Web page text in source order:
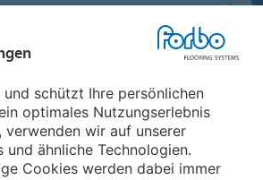
schützt Ihre persönlichen
optimales Nutzungserlebnis
verwenden wir auf unserer
und ähnliche Technologien.
Cookies werden dabei immer